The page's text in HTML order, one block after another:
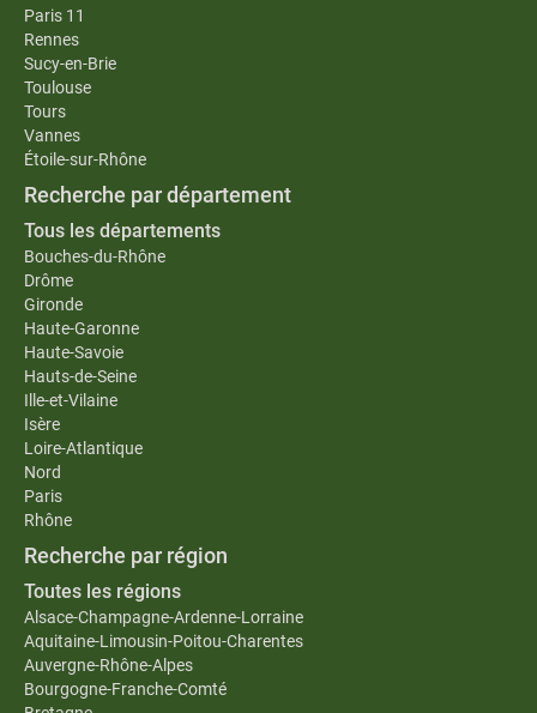
Paris 11
Rennes
Sucy-en-Brie
Toulouse
Tours
Vannes
Étoile-sur-Rhône
Recherche par département
Tous les départements
Bouches-du-Rhône
Drôme
Gironde
Haute-Garonne
Haute-Savoie
Hauts-de-Seine
Ille-et-Vilaine
Isère
Loire-Atlantique
Nord
Paris
Rhône
Recherche par région
Toutes les régions
Alsace-Champagne-Ardenne-Lorraine
Aquitaine-Limousin-Poitou-Charentes
Auvergne-Rhône-Alpes
Bourgogne-Franche-Comté